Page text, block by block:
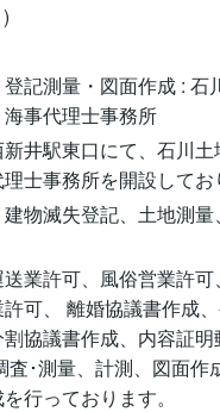
記測量・図面作成 : 石
事代理士事務所
井駅東口にて、石川
士事務所を開設してお
物滅失登記、土地測量
業許可、風俗営業許
可、 離婚協議書作成
協議書作成、内容証
査･測量、計測、図面作
行っております。